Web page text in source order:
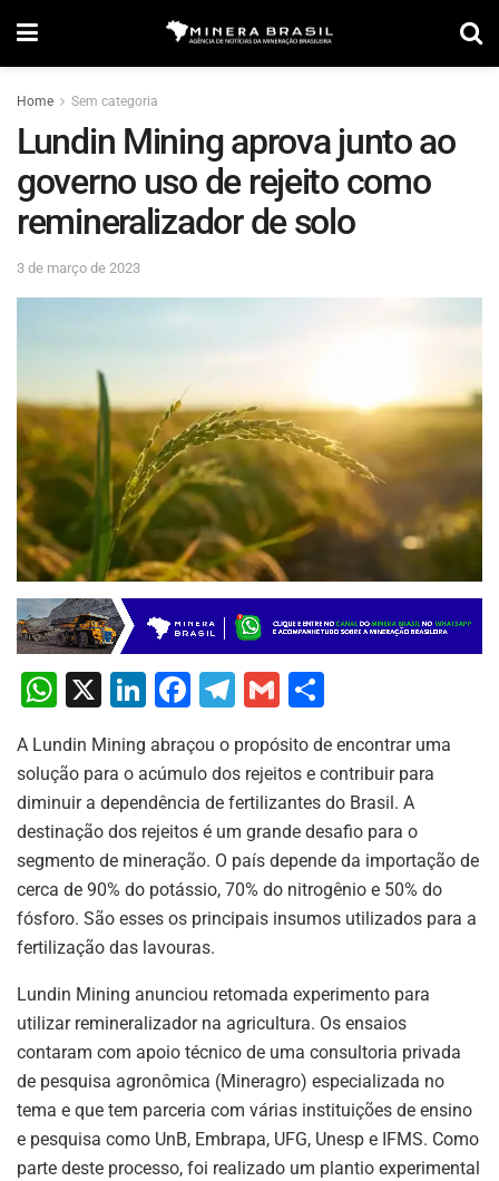
Home Sem categoria
Lundin Mining aprova junto ao
governo uso de rejeito como
remineralizador de solo
3 de março de 2023
W
at
s
A
p
p
X
Li
k
e
dI
n
F
c
e
b
o
o
k
T
e
gr
a
m
G
ai
l
ar
e
A Lundin Mining abraçou o propósito de encontrar uma
solução para o acúmulo dos rejeitos e contribuir para
diminuir a dependência de fertilizantes do Brasil. A
destinação dos rejeitos é um grande desafio para o
segmento de mineração. O país depende da importação de
cerca de 90% do potássio, 70% do nitrogênio e 50% do
fósforo. São esses os principais insumos utilizados para a
fertilização das lavouras.
Lundin Mining anunciou retomada experimento para
utilizar remineralizador na agricultura. Os ensaios
contaram com apoio técnico de uma consultoria privada
de pesquisa agronômica (Mineragro) especializada no
tema e que tem parceria com várias instituições de ensino
e pesquisa como UnB, Embrapa, UFG, Unesp e IFMS. Como
parte deste processo, foi realizado um plantio experimental